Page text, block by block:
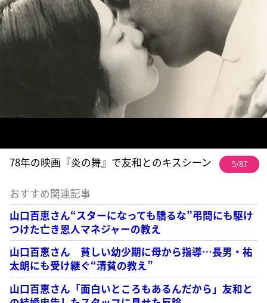
78年の映画『炎の舞』で友和とのキスシーン 5/87
おすすめ関連記事
山口百恵さん“スターになっても驕るな”弔問にも駆け
つけた亡き恩人マネジャーの教え
山口百恵さん 貧しい幼少期に母から指導…長男・祐
太朗にも受け継ぐ“清貧の教え”
山口百恵さん「面白いところもあるんだから」友和と